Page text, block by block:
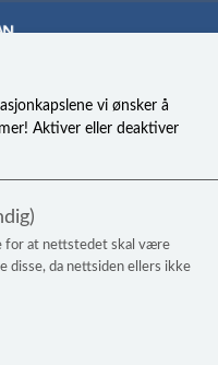
barb
vi ønsker å
Aktiver eller deaktiver
for at nettstedet skal være
disse, da nettsiden ellers ikke